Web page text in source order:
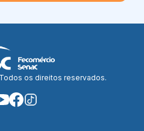
os direitos reservados.